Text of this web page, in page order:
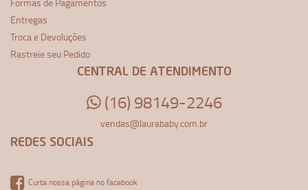
Entregas
Troca e Devoluções
Rastreie seu Pedido
CENTRAL DE ATENDIMENTO
(16) 98149-2246
vendas@laurababy.com.br
REDES SOCIAIS
Curta nossa página no facebook